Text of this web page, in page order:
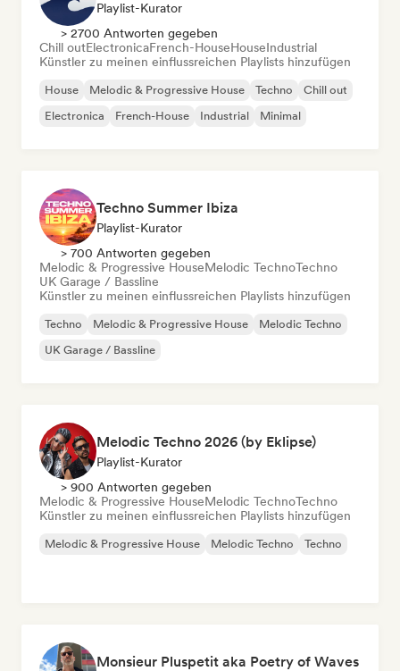
Playlist-Kurator
> 2700 Antworten gegeben
Chill outElectronicaFrench-HouseHouseIndustrial
Künstler zu meinen einflussreichen Playlists hinzufügen
House Melodic & Progressive House Techno
Chill out
Electronica
French-House Industrial Minimal
Techno Summer Ibiza
Playlist-Kurator
> 700 Antworten gegeben
Melodic & Progressive HouseMelodic TechnoTechno
UK Garage / Bassline
Künstler zu meinen einflussreichen Playlists hinzufügen
Techno Melodic & Progressive House
Melodic Techno
UK Garage / Bassline
Melodic Techno 2026 (by Eklipse)
Playlist-Kurator
> 900 Antworten gegeben
Melodic & Progressive HouseMelodic TechnoTechno
Künstler zu meinen einflussreichen Playlists hinzufügen
Melodic & Progressive House Melodic Techno Techno
Monsieur Pluspetit aka Poetry of Waves